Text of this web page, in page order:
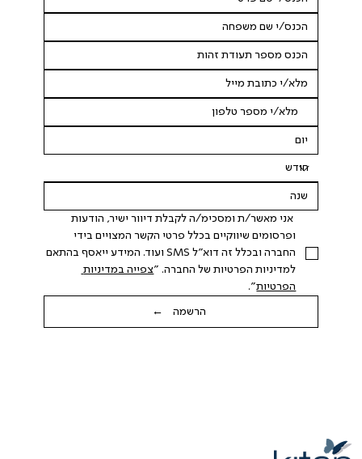
אני מאשר/ת ומסכימ/ה לקבלת דיוור ישיר, הודעות
החברה ובכלל זה דוא"ל SMS ועוד. המידע ייאסף בהתאם
למדיניות הפרטיות של החברה. "
צפייה במדיניות
הפרטיות".
הרשמה ←